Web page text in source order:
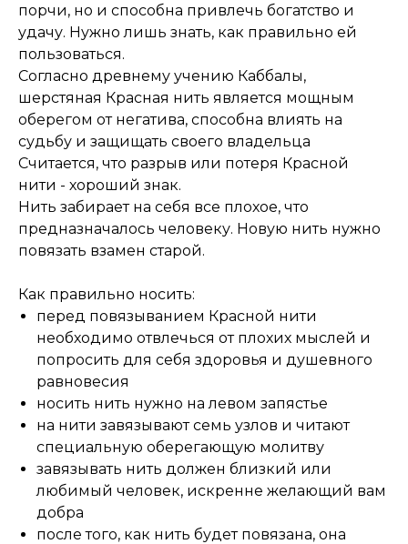
порчи, но и способна привлечь богатство и
удачу. Нужно лишь знать, как правильно ей
пользоваться.
Согласно древнему учению Каббалы,
шерстяная Красная нить является мощным
оберегом от негатива, способна влиять на
судьбу и защищать своего владельца
Считается, что разрыв или потеря Красной
нити - хороший знак.
Нить забирает на себя все плохое, что
предназначалось человеку. Новую нить нужно
повязать взамен старой.
Как правильно носить:
перед повязыванием Красной нити
необходимо отвлечься от плохих мыслей и
попросить для себя здоровья и душевного
равновесия
носить нить нужно на левом запястье
на нити завязывают семь узлов и читают
специальную оберегающую молитву
завязывать нить должен близкий или
любимый человек, искренне желающий вам
добра
после того, как нить будет повязана, она